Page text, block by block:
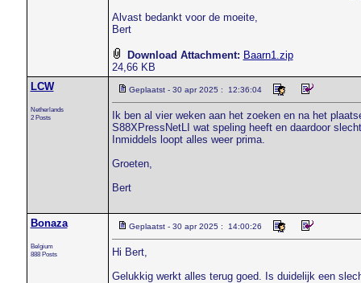
Alvast bedankt voor de moeite,
Bert
Download Attachment: Baarn1.zip
24,66 KB
LCW
Netherlands
2 Posts
Geplaatst - 30 apr 2025 : 12:36:04
Ik ben al vier weken aan het zoeken en na het
S88XPressNetLI wat speling heeft en daardoor
Inmiddels loopt alles weer prima.
Groeten,
Bert
Bonaza
Belgium
888 Posts
Geplaatst - 30 apr 2025 : 14:00:26
Hi Bert,
Gelukkig werkt alles terug goed. Is duidelijk een